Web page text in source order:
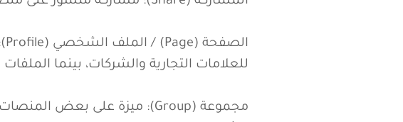
الإعجاب (Like): تعبير عن الإعجاب أو التقدير بمنشور معين.
المشاركة (Share): مشاركة منشور على منصة أخرى أو مع مجموعة معينة من الأشخاص.
للعلامات التجارية والشركات، بينما